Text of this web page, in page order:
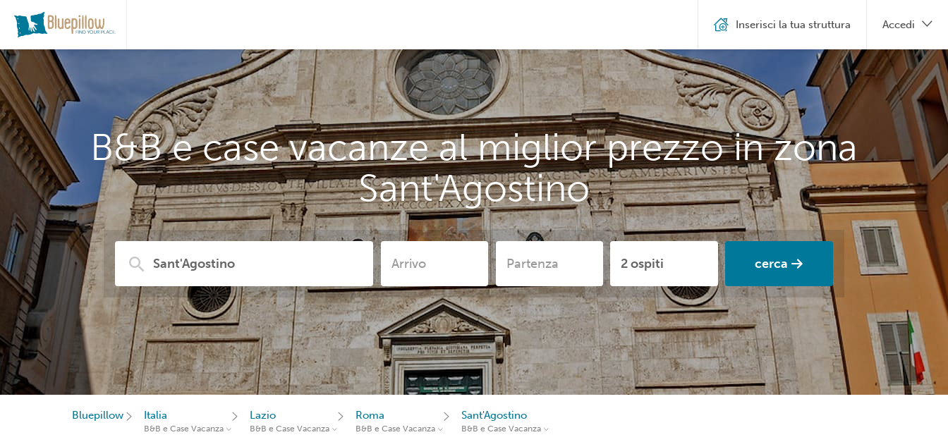
B&B e case vacanze al miglior prezzo in zona
Sant'Agostino
cerca
Inserisci la tua struttura Accedi
Bluepillow Italia
B&B e Case Vacanza
Lazio
B&B e Case Vacanza
Roma
B&B e Case Vacanza
Sant'Agostino
B&B e Case Vacanza